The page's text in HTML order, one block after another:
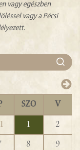
vagy egészben
vagy a Pécsi
SZO V
1
2
8
9